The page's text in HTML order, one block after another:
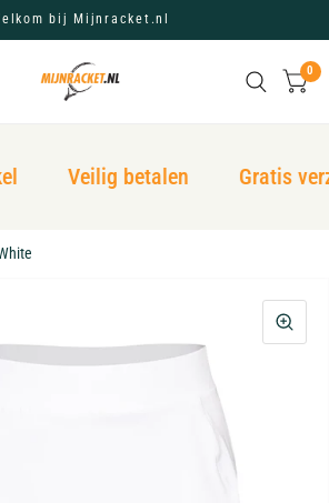
bij Mijnracket.nl
0
Veilig betalen Gratis